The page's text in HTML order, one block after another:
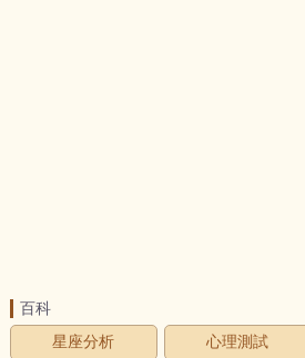
百科
星座分析
心理測試